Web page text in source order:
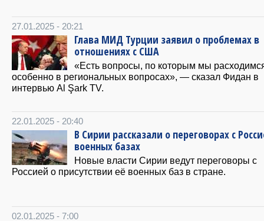
27.01.2025 - 20:21
Глава МИД Турции заявил о проблемах в
отношениях с США
«Есть вопросы, по которым мы
особенно в региональных вопросах», — сказал Фидан в
интервью Al Şark TV.
22.01.2025 - 20:40
В Сирии рассказали о переговорах с
военных базах
Новые власти Сирии ведут переговоры с
Россией о присутствии её военных баз в стране.
02.01.2025 - 7:00